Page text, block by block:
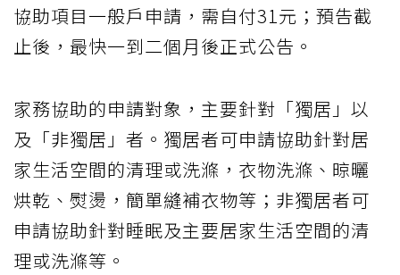
協助項目一般戶申請，需自付31元；預告截
止後，最快一到二個月後正式公告。
家務協助的申請對象，主要針對「獨居」以
及「非獨居」者。獨居者可申請協助針對居
家生活空間的清理或洗滌，衣物洗滌、晾曬
烘乾、熨燙，簡單縫補衣物等；非獨居者可
申請協助針對睡眠及主要居家生活空間的清
理或洗滌等。